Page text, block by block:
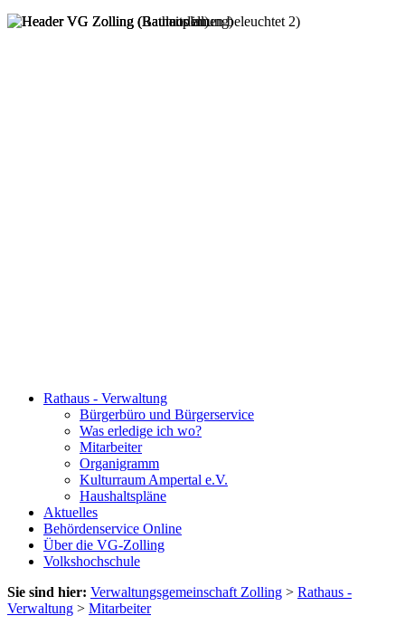
Rathaus - Verwaltung
Bürgerbüro und Bürgerservice
Was erledige ich wo?
Mitarbeiter
Organigramm
Kulturraum Ampertal e.V.
Haushaltspläne
Aktuelles
Behördenservice Online
Über die VG-Zolling
Volkshochschule
Sie sind hier: Verwaltungsgemeinschaft Zolling > Rathaus -
Verwaltung > Mitarbeiter